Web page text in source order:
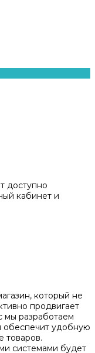
доступно
кабинет и
который не
продвигает
мы разработаем
обеспечит удобную
товаров.
системами будет